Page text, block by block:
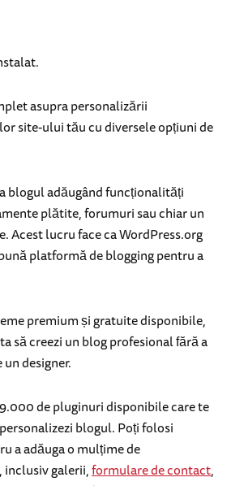
asupra personalizării
site-ului tău cu diversele opțiuni de
blogul adăugând funcționalități
plătite, forumuri sau chiar un
Acest lucru face ca WordPress.org
platformă de blogging pentru a
premium și gratuite disponibile,
să creezi un blog profesional fără a
designer.
de pluginuri disponibile care te
blogul. Poți folosi
a adăuga o mulțime de
galerii,formulare de contact,